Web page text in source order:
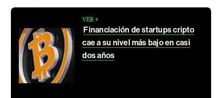
VER +
Financiación de startups cripto
cae a su nivel más bajo en casi
dos años